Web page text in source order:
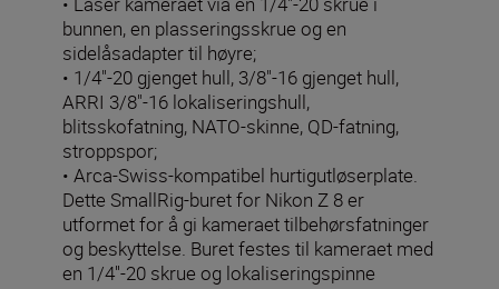
bunnen, en plasseringsskrue og en
sidelåsadapter til høyre;
• 1/4"-20 gjenget hull, 3/8"-16 gjenget hull,
ARRI 3/8"-16 lokaliseringshull,
blitsskofatning, NATO-skinne, QD-fatning,
stroppspor;
• Arca-Swiss-kompatibel hurtigutløserplate.
Dette SmallRig-buret for Nikon Z 8 er
utformet for å gi kameraet tilbehørsfatninger
og beskyttelse. Buret festes til kameraet med
en 1/4''-20 skrue og lokaliseringspinne